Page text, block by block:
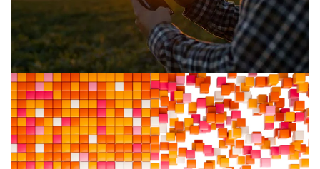
Industry
PwC and TED
Together, PwC and TED are asking some of AI's